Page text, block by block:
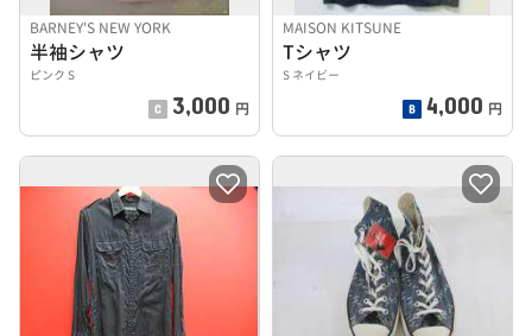
BARNEY'S NEW YORK
半袖シャツ
ピンク S
3,000 円
MAISON KITSUNE
Tシャツ
S ネイビー
4,000 円